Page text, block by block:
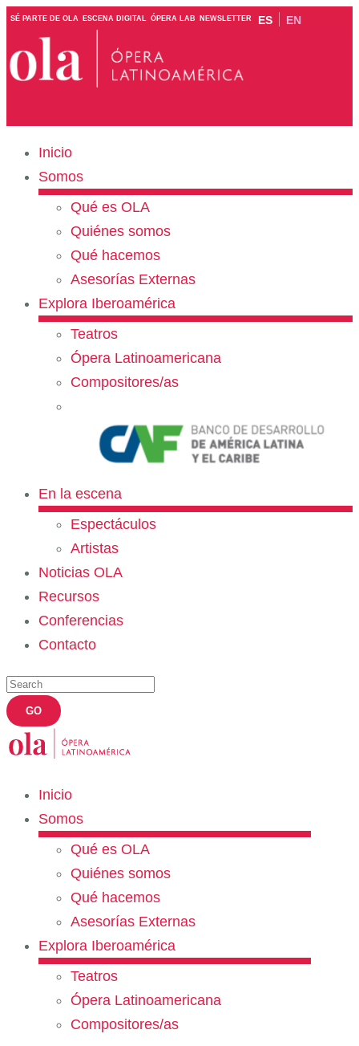
SÉ PARTE DE OLA ESCENA DIGITAL ÓPERA LAB NEWSLETTER ES EN
Inicio
Somos
Qué es OLA
Quiénes somos
Qué hacemos
Asesorías Externas
Explora Iberoamérica
Teatros
Ópera Latinoamericana
Compositores/as
En la escena
Espectáculos
Artistas
Noticias OLA
Recursos
Conferencias
Contacto
Inicio
Somos
Qué es OLA
Quiénes somos
Qué hacemos
Asesorías Externas
Explora Iberoamérica
Teatros
Ópera Latinoamericana
Compositores/as